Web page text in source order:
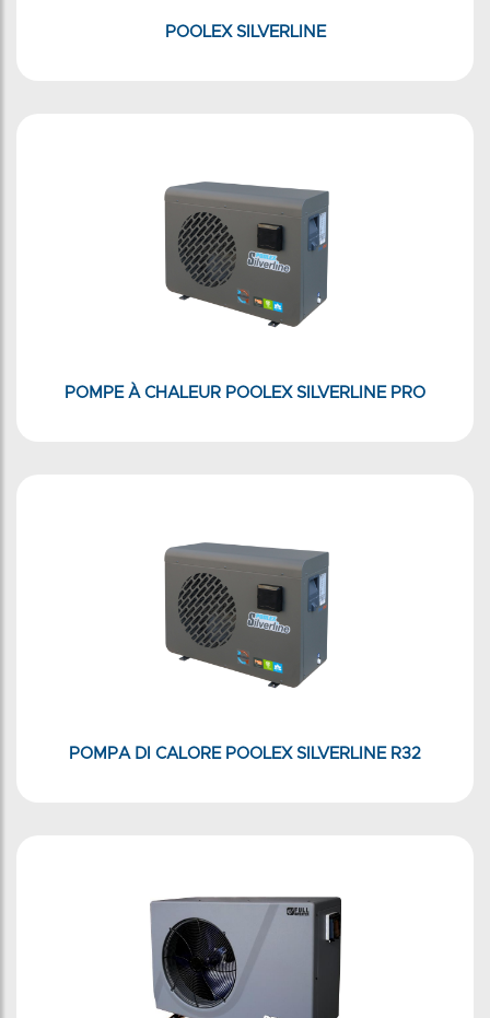
POOLEX SILVERLINE
POMPE À CHALEUR POOLEX SILVERLINE PRO
POMPA DI CALORE POOLEX SILVERLINE R32